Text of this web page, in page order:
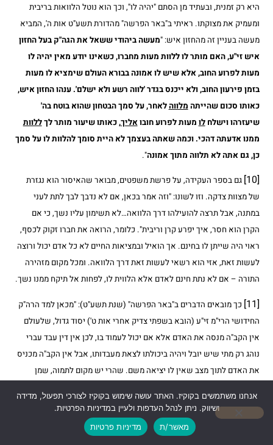
היא רק זמנית, ובעתיד מן הסתם "יהיה לו", וכך הוא נוטל הלוואות בריבית
ומעמיק את מצוקתו. ראיתי ב"באר הפרשה" מהדורת תשע"ט אות ה', המביא
מעשה בעניין זה מהחזון איש: "מעשה ביהודי ששאל את הגה"ק בעל החזון
איש זי"ע, האם מותר לו ללוות מעות מחברו, כשאינו יודע מאין יהיה לו
מעות לפרוע החוב, אלא שיש לו אמונה בבורא העולם שימציא לו מעות
בזמן פירעון החוב, ולא ייכנס בגדר 'לווה רשע ולא ישלם'. ענהו החזון איש,
כאותו סכום שהייתה מלווה לאחר, על סמך הבטחון שהוא בוטח בה'
שיעזרהו וישלחלו מעות לפרוע חובואליך, כאותו שיעור מותר לךללוות
ממנו אדעתה דהכי. וכמה שאתה בעצמך לא היית סומך להלוות לו על סמך
כן, גם אתה לא תלווה מתוך אמונה".
[10]
גם בספר העקידה, על פרשת משפטים, מבואר שהאיסור הוא נגזרת
של מצוות צדקה. וזו לשונו: "וזה אמר בכאן, אם לא נדבך לבך לתת לעני
במתנה, אבל תרצה להועילהו דרך הלוואה…לא תשימון עליו נשך, כי אם
הקרן הוא חסר, איך יפרע קרן וריבית". כלומר, הרואה את חברו זקוק לכסף,
ראוי היה שייתן לו בחינם. אך הואיל ובמציאות החיים לא כל אדם יכול ורוצה
לעשות זאת, אזי הוא רשאי לעשות זאת דרך הלוואה. ומכל מקום מזהירה
התורה – אם לא נתת חינם לאדם אלא הלווית לו, לפחות אל תיקח ממנו נשך.
[11]
כך מובאים הדברים ב"באר הפרשה" (שנת תשע"ט): "מכאן למד הרה"ק
החידושי הרי"מ זי"ע (הובא בשפתי צדיק אחרי אות ט') יסוד גדול, שלעולם
אין הקב"ה מנסה את האדם אלא אם יכול לעמוד בו, לכן אין דין עבד עברי
נוהג רק מתי שיש יובל ויהיה ביכולתו לצאת מעבדותו, אבל אין הקב"ה מכניס
את האדם לתוך מצב שאין לו יציאה משם. שהרי יש מקום לתמוה, שמן
נמכר בזמן שאין יובל? אלא שמאחר שבזמן הזה אין דרך לצאת לחרות, אם
כן לא יביאוהו מן השמים לידי 'עבדות', רק בזמן שיש לו דרך לצאת ביובל,
וכבר מתחילה הוכן עבורו 'פתח' ודרך להיגאל, אז שייך שיהיה עבד עברי.
אנחנו משתמשים בקוקיז. האתר עושה שימוש בקוקיז לצורכי תפעול, מדידה
ושיווק. ניתן לנהל העדפות ולעיין במדיניות הפרטיות.
מאשר/ת
מדיניות פרטיות